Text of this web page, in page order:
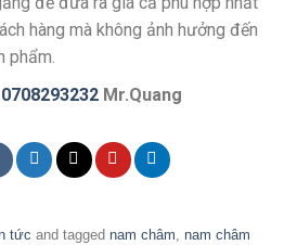
hàng mà không ảnh hưởng đến
phẩm.
0708293232Mr.Quang
tức and tagged nam châm, nam châm